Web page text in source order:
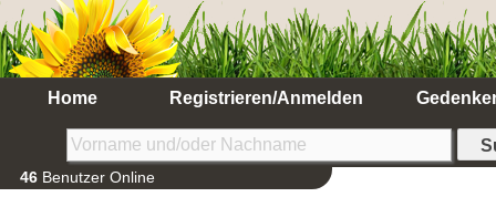
Home Registrieren/Anmelden
46 Benutzer Online